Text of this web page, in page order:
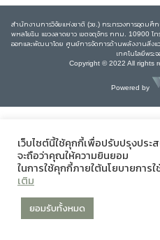
สำนักงานการวิจัยแห่งชาติ (วช.) กระทรวงการอุดม
พหลโยธิน แขวงลาดยาว เขตจตุจักร กทม. 10900
ออกและพัฒนาโดย ศูนย์การจัดการด้านพลังงานสิ่ง
เทคโนโลยีพระ
Copyright © 2022 All rights
Powered by
เว็บไซต์นี้ใช้คุกกี้เพื่อปรับปรุงประ
จะถือว่าคุณให้ความยินยอม
ในการใช้คุกกี้ภายใต้นโยบายการใ
เติม
ยอมรับทั้งหมด